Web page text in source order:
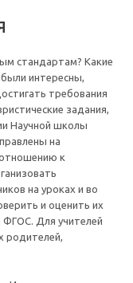
стандартам? Какие
интересны,
требования
задания,
Научной школы
на
к
на уроках и во
и оценить их
ФГОС. Для учителей
родителей,